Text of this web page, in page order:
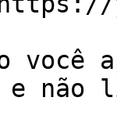
você
não